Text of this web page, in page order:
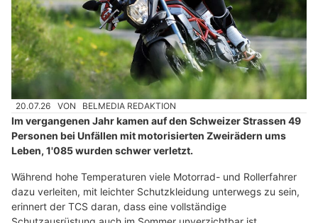
20.07.26 VON BELMEDIA REDAKTION
Im vergangenen Jahr kamen auf den Schweizer Strassen 49
Personen bei Unfällen mit motorisierten Zweirädern ums
Leben, 1'085 wurden schwer verletzt.
Während hohe Temperaturen viele Motorrad- und Rollerfahrer
dazu verleiten, mit leichter Schutzkleidung unterwegs zu sein,
erinnert der TCS daran, dass eine vollständige